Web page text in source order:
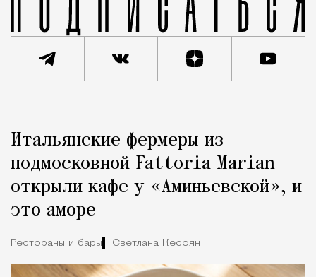
Город
Итальянские фермеры из
подмосковной Fattoria Marian
открыли кафе у «Аминьевской», и
это аморе
Рестораны и бары Светлана Кесоян